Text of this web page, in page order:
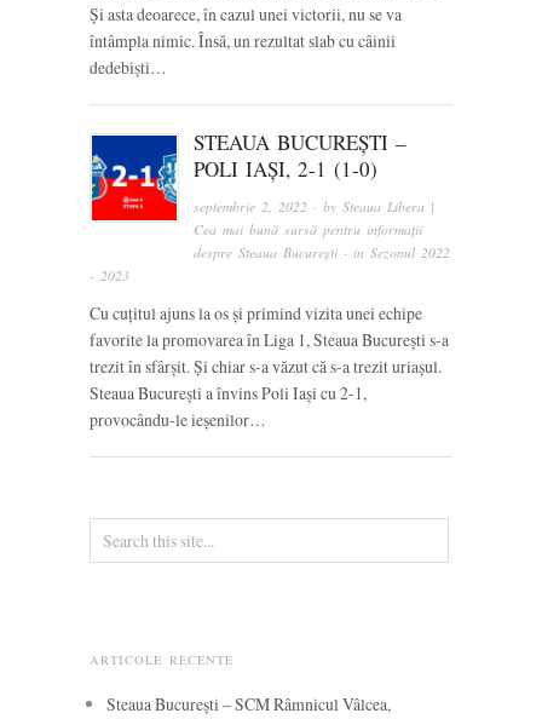
Și asta deoarece, în cazul unei victorii, nu se va
întâmpla nimic. Însă, un rezultat slab cu câinii
dedebiști…
STEAUA BUCUREȘTI –
POLI IAȘI, 2-1 (1-0)
septembrie 2, 2022 · bySteaua Libera |
Cea mai bună sursă pentru informații
despre Steaua București · inSezonul 2022
- 2023
Cu cuțitul ajuns la os și primind vizita unei echipe
favorite la promovarea în Liga 1, Steaua București s-a
trezit în sfârșit. Și chiar s-a văzut că s-a trezit uriașul.
Steaua București a învins Poli Iași cu 2-1,
provocându-le ieșenilor…
ARTICOLE RECENTE
Steaua București – SCM Râmnicul Vâlcea,